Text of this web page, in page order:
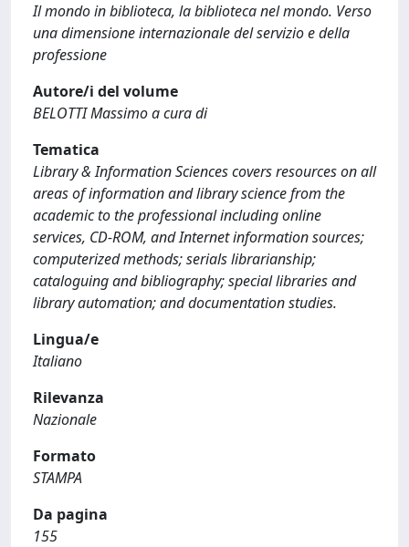
Il mondo in biblioteca, la biblioteca nel mondo. Verso
una dimensione internazionale del servizio e della
professione
Autore/i del volume
BELOTTI Massimo a cura di
Tematica
Library & Information Sciences covers resources on all
areas of information and library science from the
academic to the professional including online
services, CD-ROM, and Internet information sources;
computerized methods; serials librarianship;
cataloguing and bibliography; special libraries and
library automation; and documentation studies.
Lingua/e
Italiano
Rilevanza
Nazionale
Formato
STAMPA
Da pagina
155